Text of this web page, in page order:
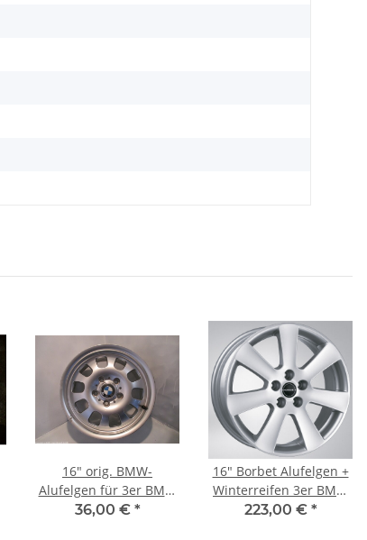
16" orig. BMW-
Alufelgen für 3er BMW
(E46)
36,00 € *
16" Borbet Alufelgen +
Winterreifen 3er BMW
E90, E91, E92, E93
223,00 € *